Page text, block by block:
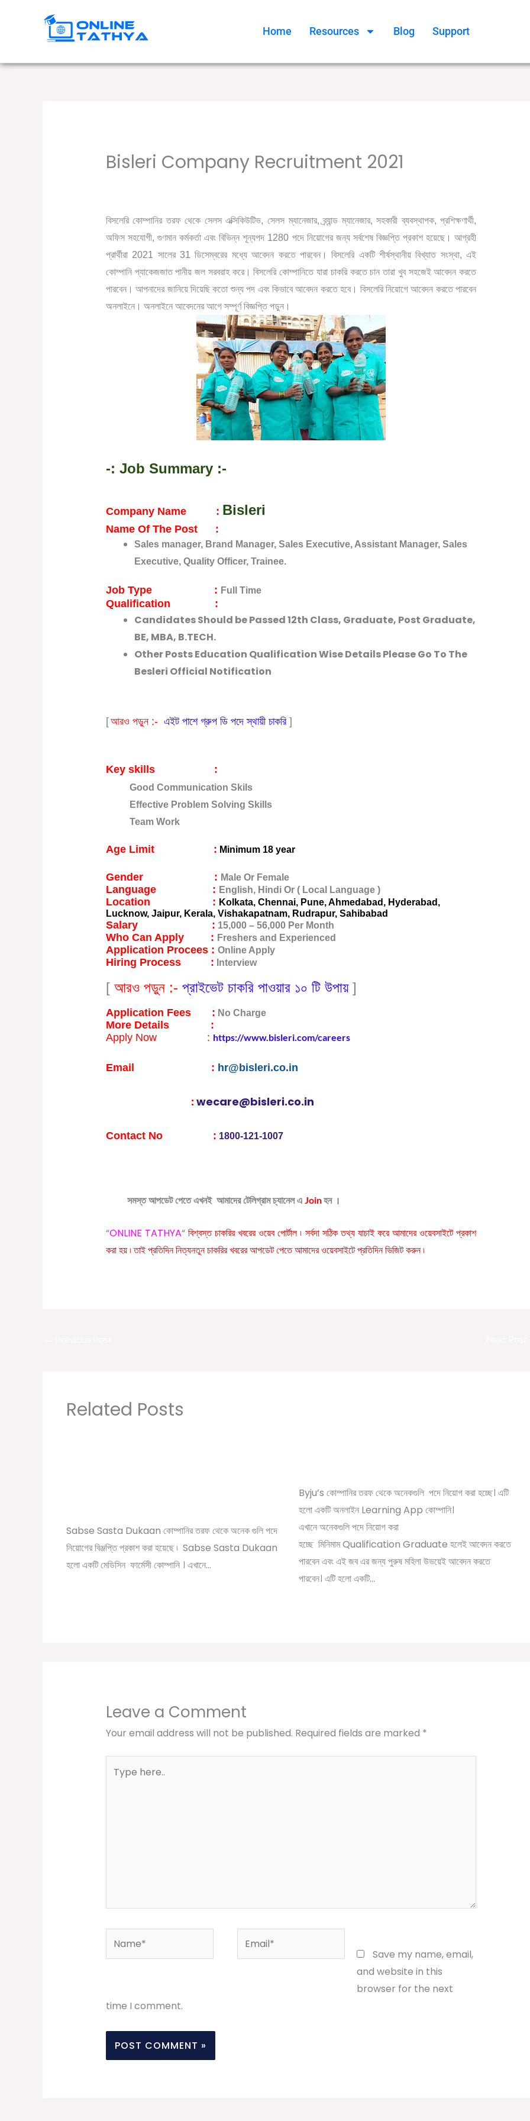
Home Resources Blog Support
Bisleri Company Recruitment 2021
বিসলেরি কোম্পানির তরফ থেকে সেলস এক্সিকিউটিভ, সেলস ম্যানেজার, ব্র্যান্ড ম্যানেজার, সহকারী ব্যবস্থাপক, প্রশিক্ষণার্থী,
অফিস সহযোগী, গুণমান কর্মকর্তা এবং বিভিন্ন শূন্যপদ 1280 পদে নিয়োগের জন্য সর্বশেষ বিজ্ঞপ্তি প্রকাশ হয়েছে। আগ্রহী
প্রার্থীরা 2021 সালের 31 ডিসেম্বরের মধ্যে আবেদন করতে পারবেন। বিসলেরি একটি শীর্ষস্থানীয় বিখ্যাত সংস্থা, এই
কোম্পানি প্যাকেজজাত পানীয় জল সরবরাহ করে। বিসলেরি কোম্পানিতে যারা চাকরি করতে চান তারা খুব সহজেই আবেদন করতে
পারবেন। আপনাদের জানিয়ে দিয়েছি কতো শুন্য পদ এবং কিভাবে আবেদন করতে হবে। বিসলেরি নিয়োগে আবেদন করতে পারবেন
অনলাইনে। অনলাইনে আবেদনের আগে সম্পূর্ণ বিজ্ঞপ্তি পড়ুন।
-: Job Summary:-
Company Name : Bisleri
Name Of The Post :
Sales manager, Brand Manager, Sales Executive, Assistant Manager, Sales
Executive, Quality Officer, Trainee.
Job Type : Full Time
Qualification :
Candidates Should be Passed 12th Class, Graduate, Post Graduate,
BE, MBA, B.TECH.
Other Posts Education Qualification Wise Details Please Go To The
Besleri Official Notification
[আরও পড়ুন :- এইট পাশে গ্রুপ ডি পদে স্থায়ী চাকরি ]
Key skills :
Good Communication Skils
Effective Problem Solving Skills
Team Work
Age Limit : Minimum 18 year
Gender : Male Or Female
Language : English, Hindi Or ( Local Language )
Location : Kolkata, Chennai, Pune, Ahmedabad, Hyderabad,
Lucknow, Jaipur, Kerala, Vishakapatnam, Rudrapur, Sahibabad
Salary : 15,000 – 56,000 Per Month
Who Can Apply : Freshers and Experienced
Application Procees : Online Apply
Hiring Process : Interview
[ আরও পড়ুন :- প্রাইভেট চাকরি পাওয়ার ১০ টি উপায়]
Application Fees : No Charge
More Details :
Apply Now : https://www.bisleri.com/careers
Email : hr@bisleri.co.in
: wecare@bisleri.co.in
Contact No : 1800-121-1007
সমস্ত আপডেট পেতে এখনই আমাদের টেলিগ্রাম চ্যানেল এ Joinহন ।
“ONLINE TATHYA“বিশ্বস্ত চাকরির খবরের ওয়েব পোর্টাল ৷ সর্বদা সঠিক তথ্য যাচাই করে আমাদের ওয়েবসাইটে প্রকাশ
করা হয় ৷ তাই প্রতিদিন নিত্যনতুন চাকরির খবরের আপডেট পেতে আমাদের ওয়েবসাইটে প্রতিদিন ভিজিট করুন ৷
Related Posts
Sabse Sasta Dukaan কোম্পানির তরফ থেকে অনেক গুলি পদে
নিয়োগের বিঞ্জপ্তি প্রকাশ করা হয়েছে ৷ Sabse Sasta Dukaan
হলো একটি মেডিসিন ফার্মেসী কোম্পানি । এখানে…
Byju’s কোম্পানির তরফ থেকে অনেকগুলি পদে নিয়োগ করা হচ্ছে। এটি
হলো একটি অনলাইন Learning App কোম্পানি।
এখানে অনেকগুলি পদে নিয়োগ করা
হচ্ছে মিনিমাম Qualification Graduate হলেই আবেদন করতে
পারবেন এবং এই জব এর জন্য পুরুষ মহিলা উভয়েই আবেদন করতে
পারবেন। এটি হলো একটি…
Leave a Comment
Your email address will not be published. Required fields are marked *
here..
Save my name, email,
and website in this
browser for the next
time I comment.